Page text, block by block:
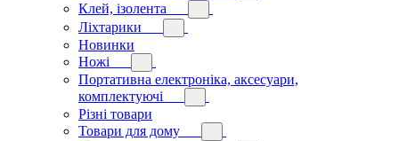
Клей, ізолента
Ліхтарики
Новинки
Ножі
Портативна електроніка, аксесуари,
комплектуючі
Різні товари
Товари для дому